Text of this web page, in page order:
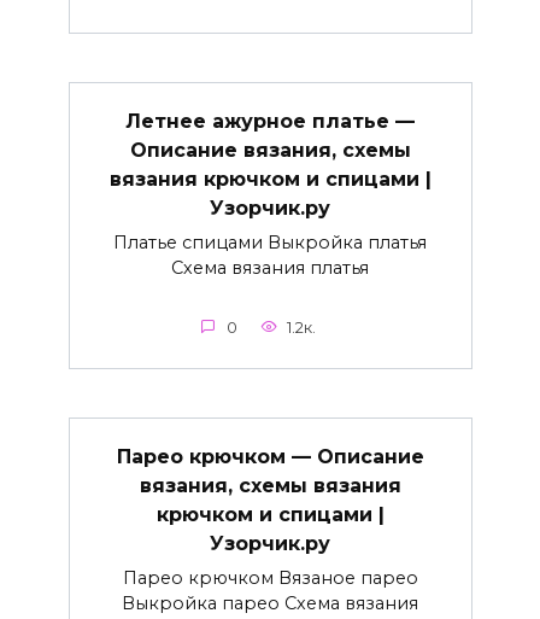
Летнее ажурное платье —
Описание вязания, схемы
вязания крючком и спицами |
Узорчик.ру
Платье спицами Выкройка платья
Схема вязания платья
0 1.2к.
Парео крючком — Описание
вязания, схемы вязания
крючком и спицами |
Узорчик.ру
Парео крючком Вязаное парео
Выкройка парео Схема вязания